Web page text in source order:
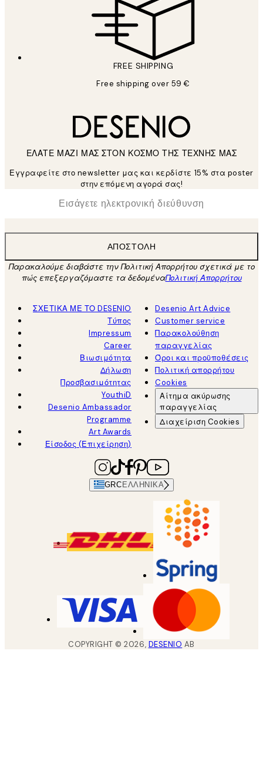
FREE SHIPPING
Free shipping over 59 €
ΕΛΑΤΕ ΜΑΖΙ ΜΑΣ ΣΤΟΝ ΚΟΣΜΟ ΤΗΣ ΤΕΧΝΗΣ ΜΑΣ
Εγγραφείτε στο newsletter μας και κερδίστε 15% στα poster
στην επόμενη αγορά σας!
Ηλεκτρονική Διεύθυνση
ΑΠΟΣΤΟΛΉ
Παρακαλούμε διαβάστε την Πολιτική Απορρήτου σχετικά με το
πώς επεξεργαζόμαστε τα δεδομέναΠολιτική Απορρήτου
ΣΧΕΤΙΚΑ ΜΕ ΤΟ DESENIO
Τύπος
Impressum
Career
Βιωσιμότητα
Δήλωση
Προσβασιμότητας
YouthiD
Desenio Ambassador
Programme
Art Awards
Είσοδος (Επιχείρηση)
Desenio Art Advice
Customer service
Παρακολούθηση
παραγγελίας
Όροι και προϋποθέσεις
Πολιτική απορρήτου
Cookies
Αίτημα ακύρωσης
παραγγελίας
Διαχείριση Cookies
GRC ΕΛΛΗΝΙΚΆ
COPYRIGHT ©2026, DESENIO AB